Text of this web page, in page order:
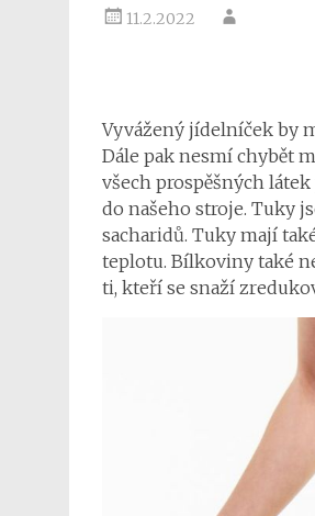
11.2.2022
Vyvážený jídelníček by
Dále pak nesmí chybět
všech prospěšných
do našeho stroje. Tuky
sacharidů. Tuky mají
teplotu. Bílkoviny také
ti, kteří se snaží